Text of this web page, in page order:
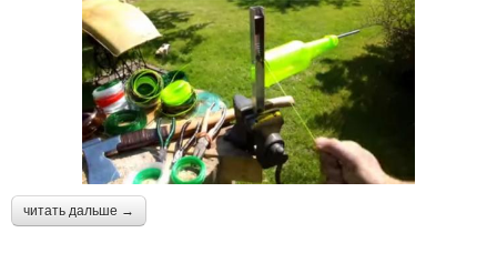
читать дальше →